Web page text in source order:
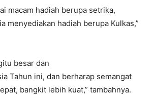
macam hadiah berupa setrika,
menyediakan hadiah berupa Kulkas,”
besar dan
Tahun ini, dan berharap semangat
bangkit lebih kuat,” tambahnya.